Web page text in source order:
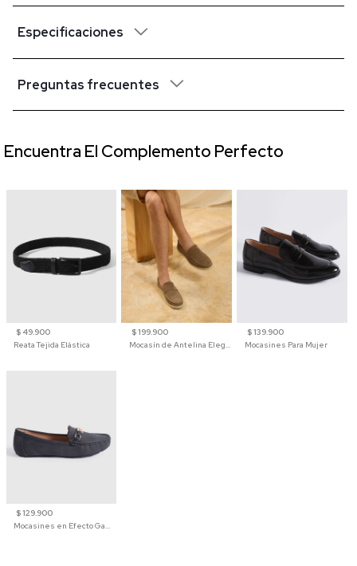
Especificaciones
Preguntas frecuentes
$ 49.900
Reata Tejida Elástica
$ 199.900
$ 139.900
Mocasines Para Mujer
$ 129.900
Encuentra El Complemento Perfecto